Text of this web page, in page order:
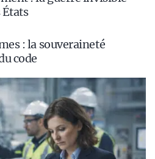
États
: la souveraineté
code